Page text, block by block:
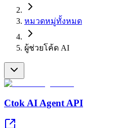
หมวดหมู่ทั้งหมด
ผู้ช่วยโค้ด AI
Ctok AI Agent API